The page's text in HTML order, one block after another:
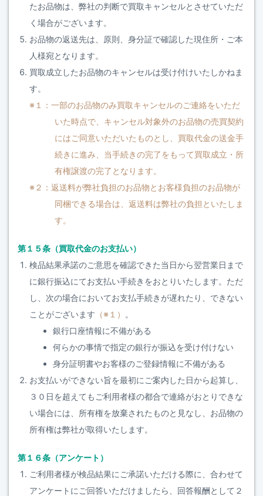
たお品物は、弊社の判断で買取キャンセルとさせていただ
く場合がございます。
お品物の返送先は、原則、身分証で確認した現住所・ご本
人様宛となります。
買取成立したお品物のキャンセルは受け付けいたしかねま
す。
※１：一部のお品物のみ買取キャンセルのご連絡をいただ
いた時点で、キャンセル対象外のお品物の売買契約
にはご同意いただいたものとし、買取代金の送金手
続きに進み、当手続きの完了をもって買取成立・所
有権譲渡の完了となります。
※２：返送料が弊社負担のお品物とお客様負担のお品物が
同梱できる場合は、返送料は弊社の負担といたしま
す。
第１５条（買取代金のお支払い）
検品結果承諾のご意思を確認できた当日から翌営業日まで
に銀行振込にてお支払い手続きをおとりいたします。ただ
し、次の場合においてお支払手続きが遅れたり、できない
ことがございます （※１）
。
銀行口座情報に不備がある
何らかの事情で指定の銀行が振込を受け付けない
身分証明書やお客様のご登録情報に不備がある
お支払いができない旨を最初にご案内した日から起算し、
３０日を超えてもご利用者様の都合で連絡がおとりできな
い場合には、所有権を放棄されたものと見なし、お品物の
所有権は弊社が取得いたします。
第１６条（アンケート）
ご利用者様が検品結果にご承諾いただける際に、合わせて
アンケートにご回答いただけましたら、回答報酬として２